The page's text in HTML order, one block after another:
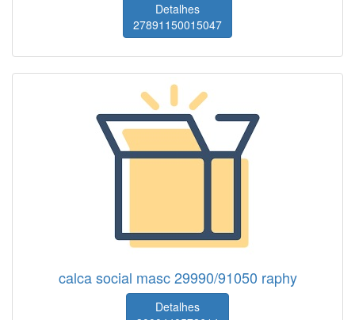
Detalhes
27891150015047
calca social masc 29990/91050 raphy
Detalhes